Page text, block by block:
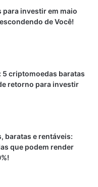
investir em maio
de Você!
criptomoedas baratas
retorno para investir
baratas e rentáveis:
que podem render